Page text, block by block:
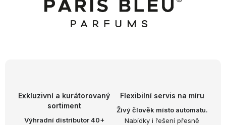
Exkluzivní a kurátorovaný
sortiment
Výhradní distributor 40+
Flexibilní servis na míru
Živý člověk místo automatu.
Nabídky i řešení přesně